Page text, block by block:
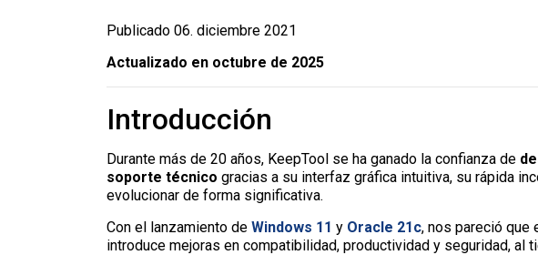
Publicado 06. diciembre 2021
Actualizado en octubre de 2025
Introducción
Durante más de 20 años, KeepTool se ha ganado la confianza de
soporte técnico gracias a su interfaz gráfica intuitiva, su rápida
evolucionar de forma significativa.
Con el lanzamiento de Windows 11 y Oracle 21c, nos pareció que
introduce mejoras en compatibilidad, productividad y seguridad,